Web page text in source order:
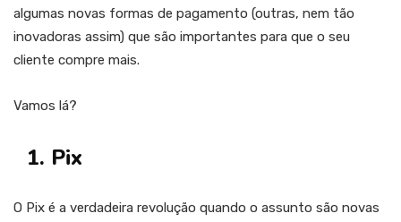
algumas novas formas de pagamento (outras, nem tão
inovadoras assim) que são importantes para que o seu
cliente compre mais.
Vamos lá?
1. Pix
O Pix é a verdadeira revolução quando o assunto são novas